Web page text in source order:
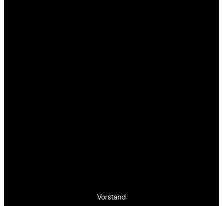
Vorstand